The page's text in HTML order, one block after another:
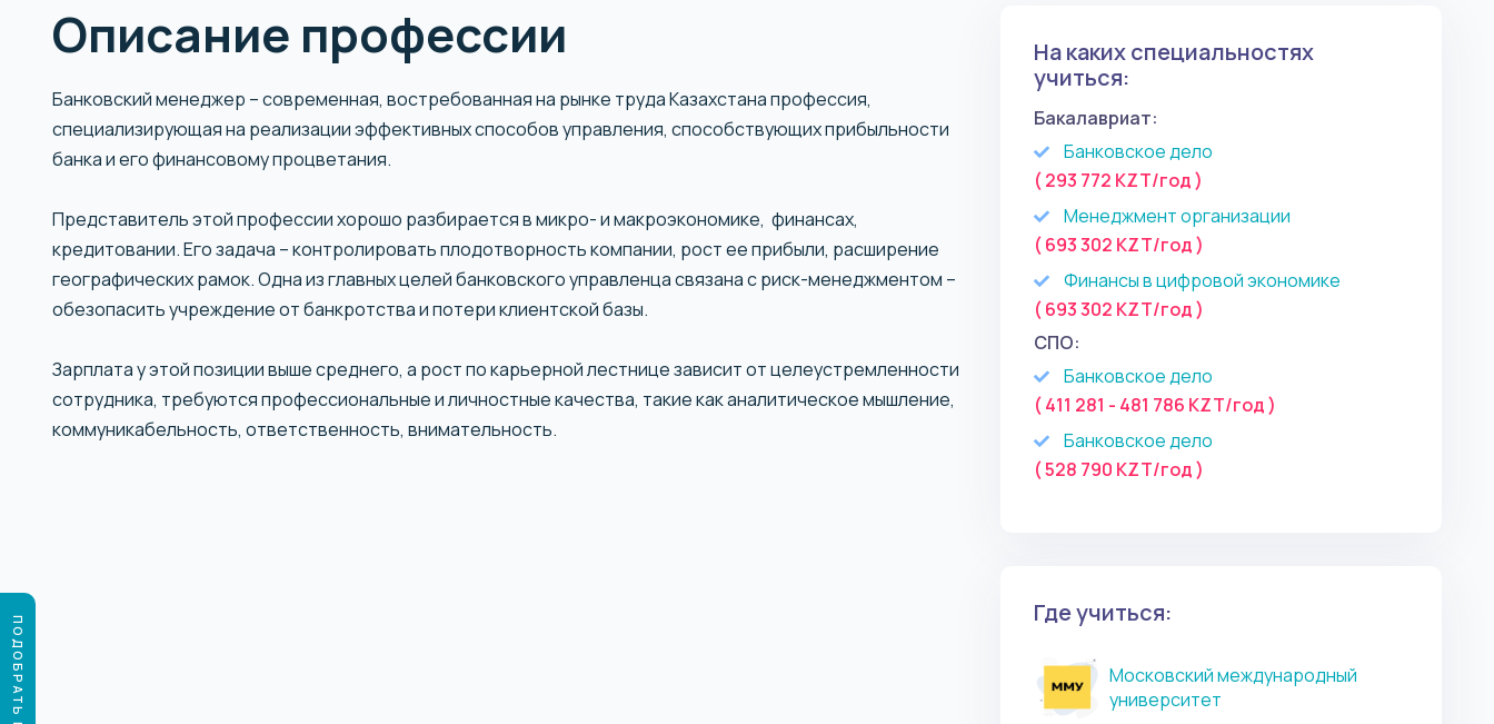
Описание профессии
Банковский менеджер – современная, востребованная на рынке труда Казахстана профессия,
специализирующая на реализации эффективных способов управления, способствующих прибыльности
банка и его финансовому процветания.
Представитель этой профессии хорошо разбирается в микро- и макроэкономике, финансах,
кредитовании. Его задача – контролировать плодотворность компании, рост ее прибыли, расширение
географических рамок. Одна из главных целей банковского управленца связана с риск-менеджментом –
обезопасить учреждение от банкротства и потери клиентской базы.
Зарплата у этой позиции выше среднего, а рост по карьерной лестнице зависит от целеустремленности
сотрудника, требуются профессиональные и личностные качества, такие как аналитическое мышление,
коммуникабельность, ответственность, внимательность.
На каких специальностях
учиться:
Бакалавриат:
Банковское дело
( 293 772 KZT/год )
Менеджмент организации
( 693 302 KZT/год )
Финансы в цифровой экономике
( 693 302 KZT/год )
СПО:
Банковское дело
( 411 281 - 481 786 KZT/год )
Банковское дело
( 528 790 KZT/год )
Где учиться:
Московский международный
университет